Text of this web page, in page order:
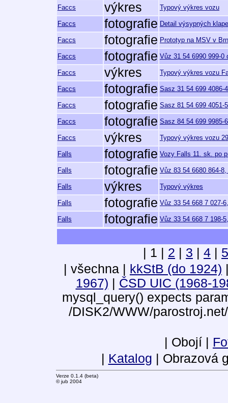
Faccs výkres Typový výkres vozu
Faccs fotografie Detail výsypných
Faccs fotografie Prototyp na MSV v
Faccs fotografie Vůz 31 54 6990 999-0
Faccs výkres Typový výkres vozu
Faccs fotografie Sasz 31 54 699 4086-
Faccs fotografie Sasz 81 54 699 4051-
Faccs fotografie Sasz 84 54 699
Faccs výkres Typový výkres vozu
Falls fotografie Vozy Falls 11. sk. po
Falls fotografie Vůz 83 54 6680 864-
Falls výkres Typový výkres
Falls fotografie Vůz 33 54 668 7 027-
Falls fotografie Vůz 33 54 668 7 198-
| 1 | 2 3 4
5
| všechna |
kkStB (do 1924)
1967)
ČSD UIC (1968-
mysql_query() expects
/DISK2/WWW/
| Obojí |
Katalog | Obrazová
Verze 0.1.4 (beta)
© jub 2004